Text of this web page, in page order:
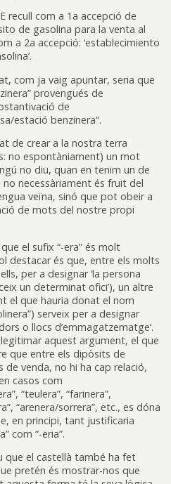
recull com a 1a accepció de
de gasolina para la venta al
a 2a accepció: ‘establecimiento
com ja vaig apuntar, seria que
provengués de
de
estació benzinera”.
de crear a la nostra terra
no espontàniament) un mot
no diu, quan en tenim un de
necessàriament és fruit del
veïna, sinó que pot obeir a
de mots del nostre propi
el sufix “-era” és molt
destacar és que, entre els molts
per a designar ‘la persona
un determinat ofici’), un altre
el que hauria donat el nom
serveix per a designar
o llocs d’emmagatzematge’.
aquest argument, el que
que entre els dipòsits de
de venda, no hi ha cap relació,
casos com
“teulera”, “farinera”,
“arenera/sorrera”, etc., es dóna
en principi, tant justificaria
com “-eria”.
que el castellà també ha fet
pretén és mostrar-nos que